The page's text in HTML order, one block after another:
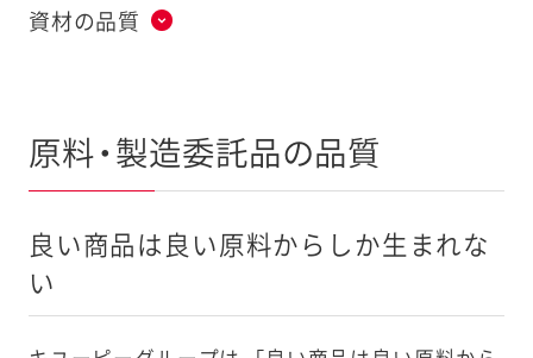
資材の品質
原料・製造委託品の品質
良い商品は良い原料からしか生まれな
い